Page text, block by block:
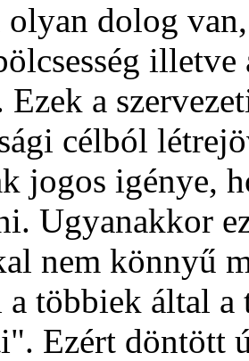
olyan dolog
illetve
Ezek a
célból
jogos igénye,
Ugyanakkor
nem könnyű
többiek által a
Ezért döntött